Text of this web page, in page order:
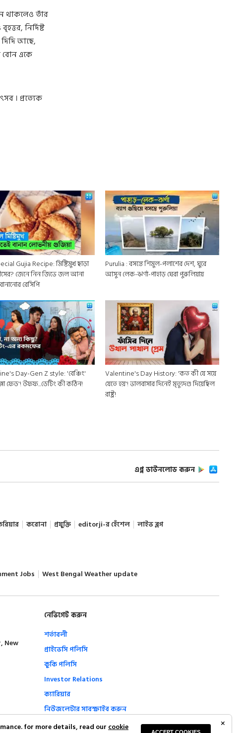
থাকলেও তাঁর
নির্দিষ্ট
দিদি আছে,
বোন একে
। প্রত্যেক
Gujia Recipe: মিষ্টিমুখ ছাড়া
জেনে নিন জিভে জল আনা
রেসিপি
Purulia : বসন্তে শিমুল-পলাশের দেশ, ঘুরে
আসুন লেক-ঝর্ণা-পাহাড় ঘেরা পুরুলিয়ায়
Day-Gen Z style: 'বেঞ্চিং'
ফেড'! উফফ...ডেটিং কী কঠিন!
Valentine's Day History: 'কত কী যে সয়ে
যেতে হয়'! ভালবাসার দিনেই মৃত্যুদণ্ড দিয়েছিল
রাষ্ট্র!
এপ্প ডাউনলোড করুন
করোনা প্রযুক্তি editorji-র হেঁশেল লাইভ ব্লগ
Jobs West Bengal Weather update
New
নেভিগেট করুন
শর্তাবলী
প্রাইভেসি পলিসি
কুকি পলিসি
Investor Relations
ক্যারিয়ার
নিউজলেটার সাবস্ক্রাইব করুন
Complaint Redressal
for more details, read ourcookie